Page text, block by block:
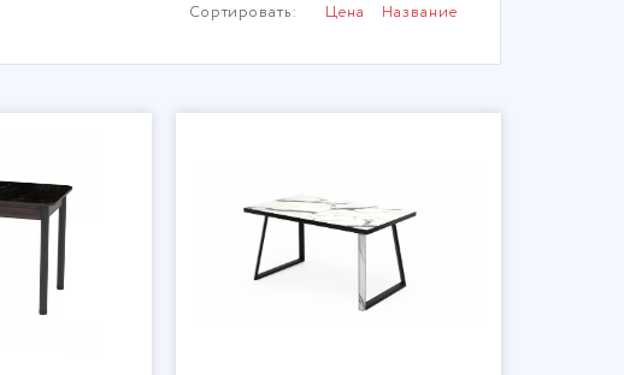
Сортировать: Цена Название